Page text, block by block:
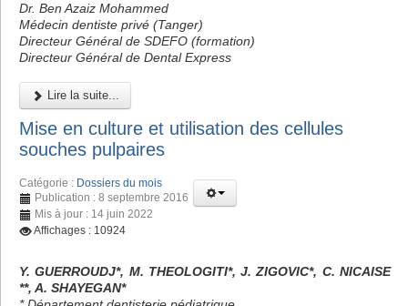
Dr. Ben Azaiz Mohammed
Médecin dentiste privé (Tanger)
Directeur Général de SDEFO (formation)
Directeur Général de Dental Express
Lire la suite...
Mise en culture et utilisation des cellules
souches pulpaires
Catégorie : Dossiers du mois
Publication : 8 septembre 2016
Mis à jour : 14 juin 2022
Affichages : 10924
Y. GUERROUDJ*, M. THEOLOGITI*, J. ZIGOVIC*, C. NICAISE
**, A. SHAYEGAN*